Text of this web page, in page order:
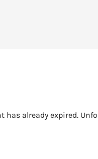
already expired.